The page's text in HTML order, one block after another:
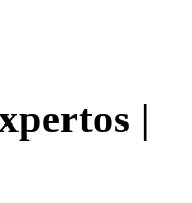
|